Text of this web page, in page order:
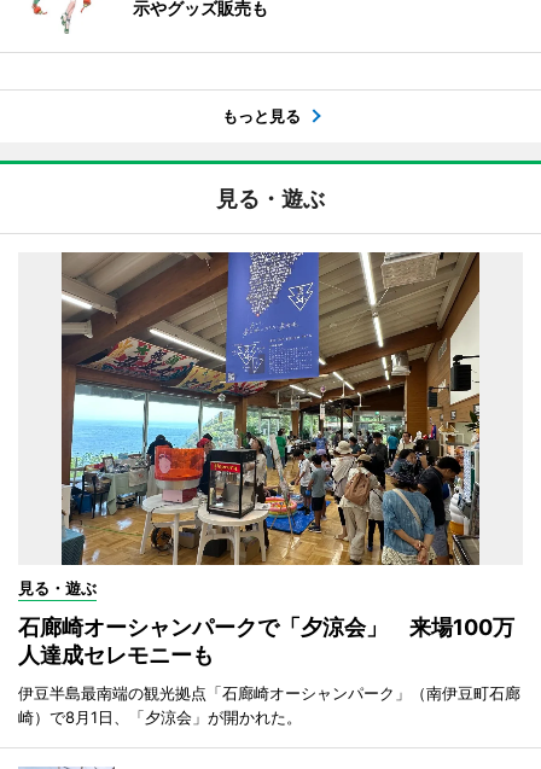
示やグッズ販売も
もっと見る
見る・遊ぶ
見る・遊ぶ
石廊崎オーシャンパークで「夕涼会」 来場100万
人達成セレモニーも
伊豆半島最南端の観光拠点「石廊崎オーシャンパーク」（南伊豆町石廊
崎）で8月1日、「夕涼会」が開かれた。